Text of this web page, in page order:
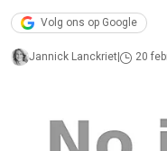
Volg ons op Google
Jannick Lanckriet 20